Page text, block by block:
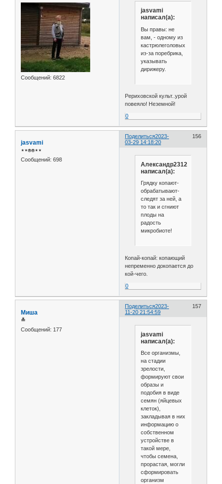
Сообщений: 6822
jasvami
написал(а):
Вы правы: не
вам, - одному из
кастрюлеголовых
из-за поребрика,
указывать
дирижеру.
Рериховской культ..урой
повеяло! Неземной!
0
Поделиться 156
2023-
03-29 14:18:20
jasvami
⋆⋆⍟⍟⋆⋆
Сообщений: 698
Александр2312
написал(а):
Грядку копают-
обрабатывают-
следят за ней, а
то так и сгниют
плоды на
радость
микробиоте!
Копай-копай: копающий
непременно докопается до
кой-чего.
0
Поделиться 157
2023-
11-20 21:54:59
Миша
≛
Сообщений: 177
jasvami
написал(а):
Все организмы,
на стадии
зрелости,
формируют свои
образы и
подобия в виде
семян (яйцевых
клеток),
закладывая в них
информацию о
собственном
устройстве в
такой мере,
чтобы семена,
прорастая, могли
сформировать
организм